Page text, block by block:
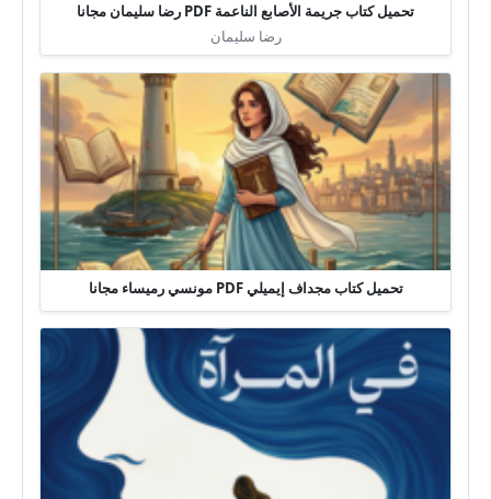
تحميل كتاب جريمة الأصابع الناعمة PDF رضا سليمان مجانا
رضا سليمان
تحميل كتاب مجداف إيميلي PDF مونسي رميساء مجانا